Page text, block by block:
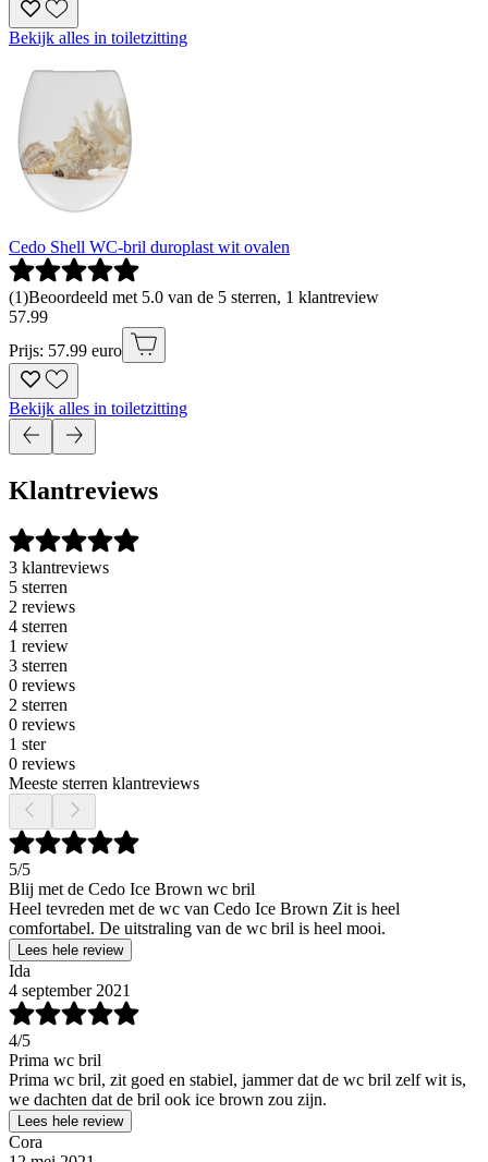
Bekijk alles in toiletzitting
Cedo Shell WC-bril duroplast wit ovalen
(1)Beoordeeld met 5.0 van de 5 sterren, 1 klantreview
57.99
Prijs: 57.99 euro
Bekijk alles in toiletzitting
Klantreviews
3 klantreviews
5 sterren
2 reviews
4 sterren
1 review
3 sterren
0 reviews
2 sterren
0 reviews
1 ster
0 reviews
Meeste sterren klantreviews
5/5
Blij met de Cedo Ice Brown wc bril
Heel tevreden met de wc van Cedo Ice Brown Zit is heel
comfortabel. De uitstraling van de wc bril is heel mooi.
Lees hele review
Ida
4 september 2021
4/5
Prima wc bril
Prima wc bril, zit goed en stabiel, jammer dat de wc bril zelf wit is,
we dachten dat de bril ook ice brown zou zijn.
Lees hele review
Cora